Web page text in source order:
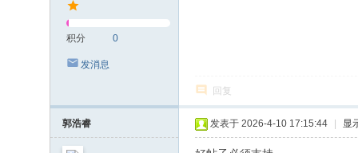
积分 0
发消息
回复
郭浩睿 发表于 2026-4-10 17:15:44 显